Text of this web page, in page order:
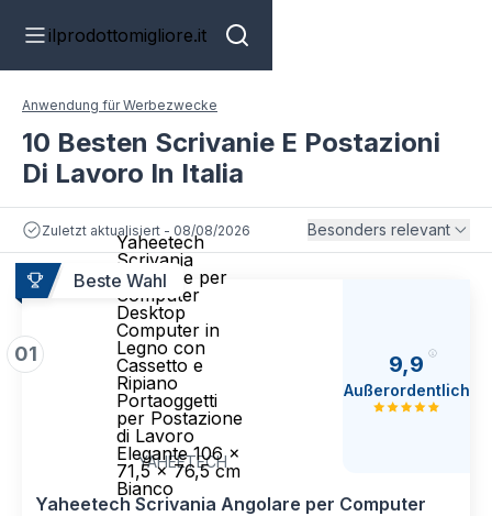
ilprodottomigliore.it
Anwendung für Werbezwecke
10 Besten Scrivanie E Postazioni
Di Lavoro In Italia
Zuletzt aktualisiert - 08/08/2026 Besonders relevant
Beste Wahl
01
Yaheetech
Scrivania
Angolare per
Computer
Desktop
Computer in
Legno con
Cassetto e
Ripiano
Portaoggetti
per Postazione
di Lavoro
Elegante 106 ×
71,5 × 76,5 cm
Bianco
YAHEETECH
9,9
Außerordentlich
Yaheetech Scrivania Angolare per Computer